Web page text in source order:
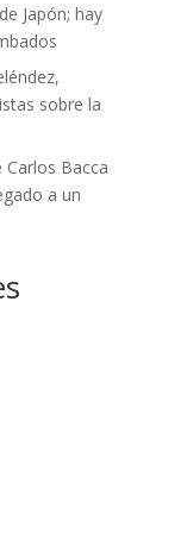
Japón; hay
sobre la
Bacca
a un